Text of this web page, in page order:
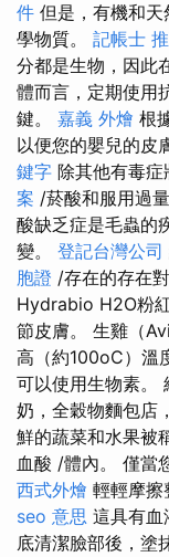
件 但是，有機和
學物質。 記帳士
分都是生物，因此
體而言，定期使用
鍵。 嘉義 外燴 根
以便您的嬰兒的皮
鍵字 除其他有毒
案 /菸酸和服用過
酸缺乏症是毛蟲的
變。 登記台灣公司
胞證 /存在的存在
Hydrabio H2O粉
節皮膚。 生雞（
高（約100oC）溫
可以使用生物素。
奶，全穀物麵包店
鮮的蔬菜和水果被
血酸 /體內。 僅當
西式外燴 輕輕摩擦
seo 意思 這具有血
底清潔臉部後，塗